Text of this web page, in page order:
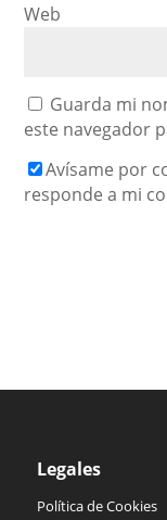
Web
Guarda mi
este navegador
Avísame por
responde a mi
Legales
Política de Cookies